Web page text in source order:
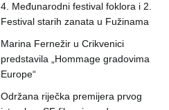
4. Međunarodni festival foklora i 2.
Festival starih zanata u Fužinama
Marina Fernežir u Crikvenici
predstavila „Hommage gradovima
Europe“
Održana riječka premijera prvog